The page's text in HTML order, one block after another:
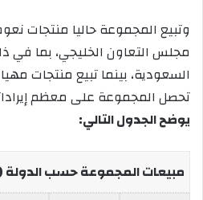
وتبيع المجموعة حاليا منتجات
مجلس التعاون الخليجي، بما في
السعودية، بينما تبيع منتجات
تحصل المجموعة على معظم
يوضح الجدول التالي:
مبيعات المجموعة حسب الدولة